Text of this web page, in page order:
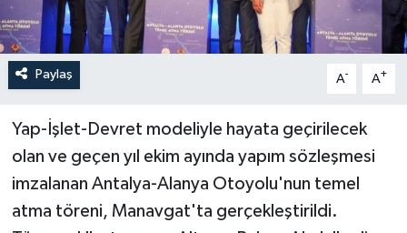
Paylaş A- A+
Yap-İşlet-Devret modeliyle hayata geçirilecek
olan ve geçen yıl ekim ayında yapım sözleşmesi
imzalanan Antalya-Alanya Otoyolu'nun temel
atma töreni, Manavgat'ta gerçekleştirildi.